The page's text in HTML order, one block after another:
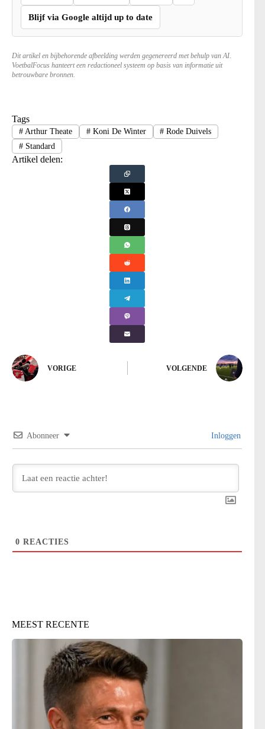
Blijf via Google altijd up to date
Dit artikel en bijbehorende afbeelding werden gegenereerd met behulp van AI.
VoetbalFocus hanteert een redactioneel systeem op basis van informatie uit
betrouwbare bronnen.
Tags
#Arthur Theate #Koni De Winter # Rode Duivels
#Standard
Artikel delen:
VORIGE VOLGENDE
Abonneer Inloggen
0 REACTIES
MEEST RECENTE